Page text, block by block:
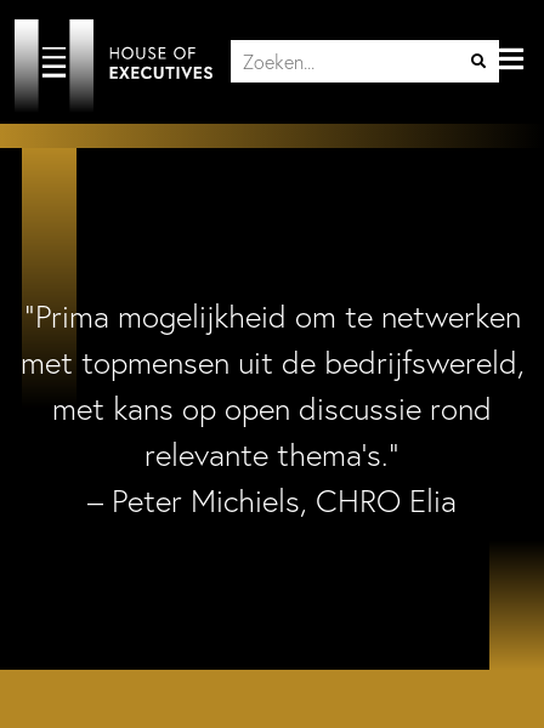
“Prima mogelijkheid om te netwerken
met topmensen uit de bedrijfswereld,
met kans op open discussie rond
relevante thema’s.”
– Peter Michiels, CHRO Elia